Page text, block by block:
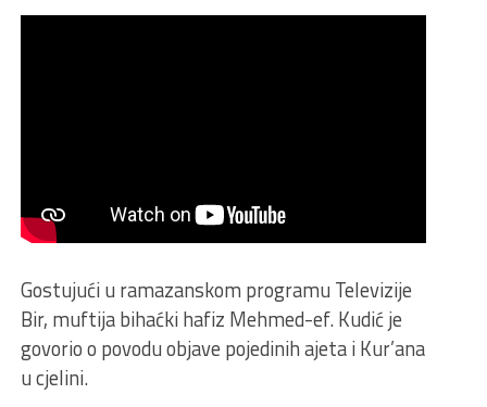
Gostujući u ramazanskom programu Televizije
Bir, muftija bihaćki hafiz Mehmed-ef. Kudić je
govorio o povodu objave pojedinih ajeta i Kur’ana
u cjelini.